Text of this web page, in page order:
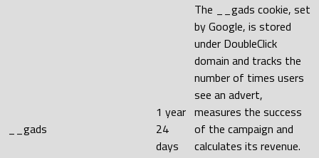
__gads
1 year
24
days
The __gads cookie, set
by Google, is stored
under DoubleClick
domain and tracks the
number of times users
see an advert,
measures the success
of the campaign and
calculates its revenue.